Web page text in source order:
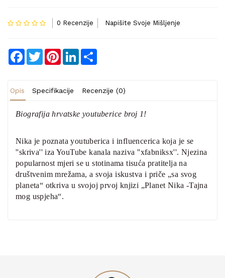
0 Recenzije Napišite Svoje Mišljenje
Facebook
TwitterPinterestLinkedIn
Opis Specifikacije Recenzije (0)
Biografija hrvatske youtuberice broj 1!
Nika je poznata youtuberica i influencerica koja je se
''skriva'' iza YouTube kanala naziva ''xfabniksx''. Njezina
popularnost mjeri se u stotinama tisuća pratitelja na
društvenim mrežama, a svoja iskustva i priče „sa svog
planeta“ otkriva u svojoj prvoj knjizi „Planet Nika -Tajna
mog uspjeha“.